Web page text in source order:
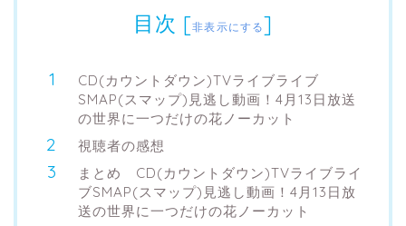
目次 [非表示にする]
CD(カウントダウン)TVライブライブ
SMAP(スマップ)見逃し動画！4月13日放送
の世界に一つだけの花ノーカット
視聴者の感想
まとめ CD(カウントダウン)TVライブライ
ブSMAP(スマップ)見逃し動画！4月13日放
送の世界に一つだけの花ノーカット